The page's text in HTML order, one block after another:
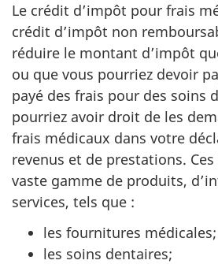
Le crédit d’impôt pour frais
crédit d’impôt non
réduire le montant d’impôt
ou que vous pourriez devoir
payé des frais pour des soins
pourriez avoir droit de les
frais médicaux dans votre
revenus et de prestations.
vaste gamme de produits,
services, tels que :
les fournitures médicales;
les soins dentaires;